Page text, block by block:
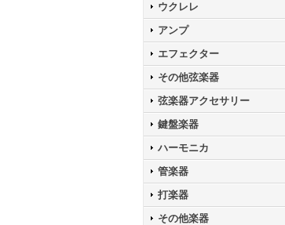
ウクレレ
アンプ
エフェクター
その他弦楽器
弦楽器アクセサリー
鍵盤楽器
ハーモニカ
管楽器
打楽器
その他楽器